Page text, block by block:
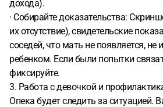
дохода).
· Собирайте доказательства:
их отсутствие), свидетельские
соседей, что мать не появляется, не
ребенком. Если были попытки
фиксируйте.
3. Работа с девочкой и
Опека будет следить за ситуацией.